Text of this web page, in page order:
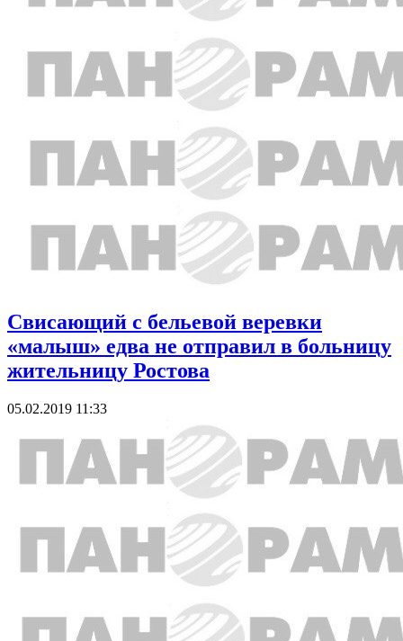
Свисающий с бельевой веревки
«малыш» едва не отправил в больницу
жительницу Ростова
05.02.2019 11:33